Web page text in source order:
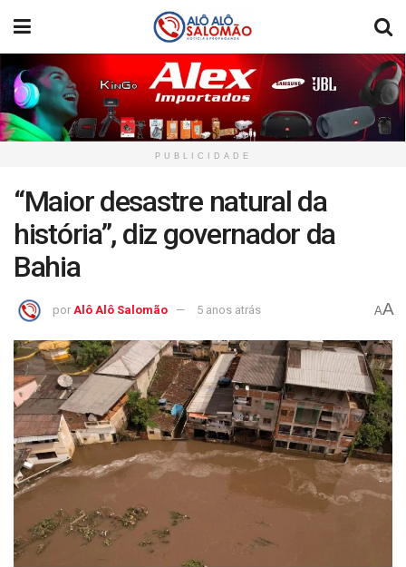
PUBLICIDADE
“Maior desastre natural da
história”, diz governador da
Bahia
por Alô Alô Salomão 5 anos atrás AA